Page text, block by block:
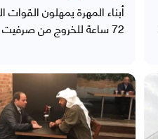
أبناء المهرة يمهلون القوات
72 ساعة للخروج من صرفيت